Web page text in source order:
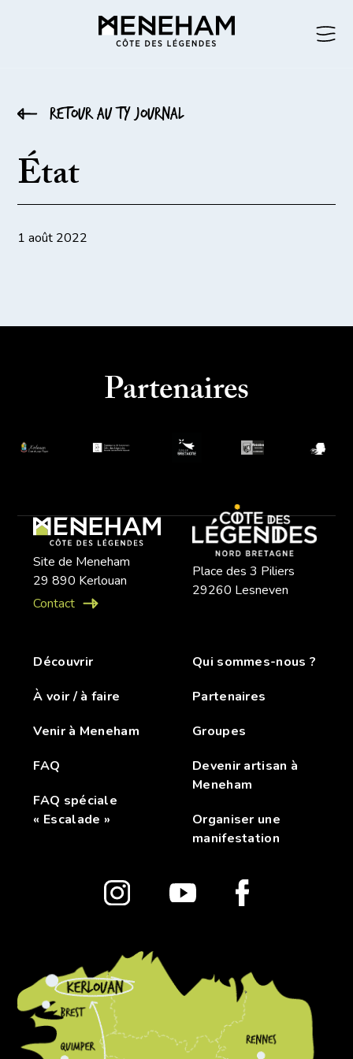
Retour au ty journal
État
1 août 2022
Partenaires
Site de Meneham
29 890 Kerlouan
Contact
Place des 3 Piliers
29260 Lesneven
Découvrir
À voir / à faire
Venir à Meneham
FAQ
FAQ spéciale
« Escalade »
Qui sommes-nous ?
Partenaires
Groupes
Devenir artisan à
Meneham
Organiser une
manifestation